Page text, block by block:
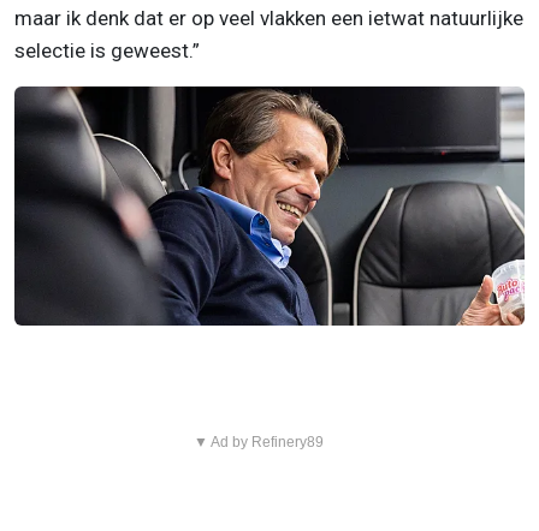
maar ik denk dat er op veel vlakken een ietwat natuurlijke
selectie is geweest.”
▼ Ad by Refinery89